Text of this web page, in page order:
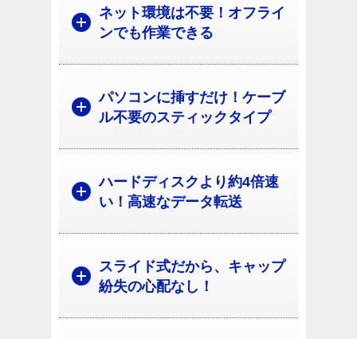
ネット環境は不要！オフライ
ンでも作業できる
パソコンに挿すだけ！ケーブ
ル不要のスティックタイプ
ハードディスクより約4倍速
い！高速なデータ転送
スライド式だから、キャップ
紛失の心配なし！